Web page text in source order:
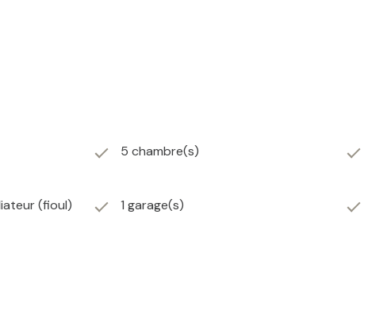
5 chambre(s)
(fioul) 1 garage(s)